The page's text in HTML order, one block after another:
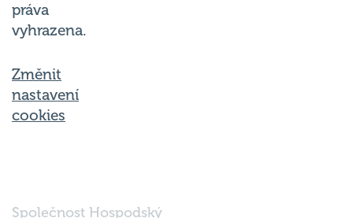
práva
vyhrazena.
Změnit
nastavení
cookies
Společnost Hospodský